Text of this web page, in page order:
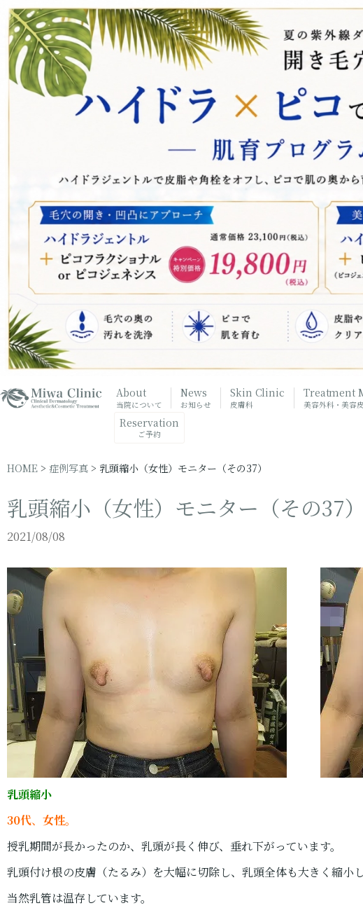
About
当院について
News
お知らせ
Skin Clinic
皮膚科
Treatment
美容外科・美容
Reservation
ご予約
HOME > 症例写真 > 乳頭縮小（女性）モニター（その37）
乳頭縮小（女性）モニター（その37）
2021/08/08
乳頭縮小
30代、 女性。
授乳期間が長かったのか、乳頭が長く伸び、垂れ下がっています。
乳頭付け根の皮膚（たるみ）を大幅に切除し、乳頭全体も大きく縮小し
当然乳管は温存しています。